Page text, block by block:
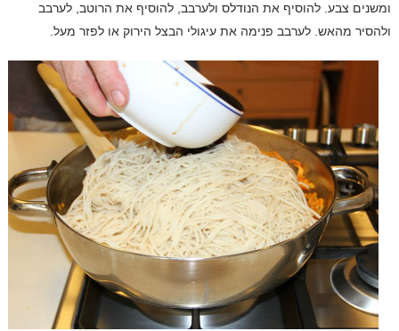
ומשנים צבע. להוסיף את הנודלס ולערבב, להוסיף את הרוטב, לערבב
ולהסיר מהאש. לערבב פנימה את עיגולי הבצל הירוק או לפזר מעל.